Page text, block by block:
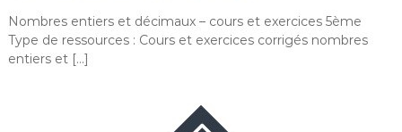
Nombres entiers et décimaux – cours et exercices 5ème
Type de ressources : Cours et exercices corrigés nombres
entiers et […]